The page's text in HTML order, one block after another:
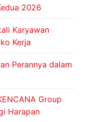
2026
Karyawan
Kerja
Perannya dalam
Group
Harapan